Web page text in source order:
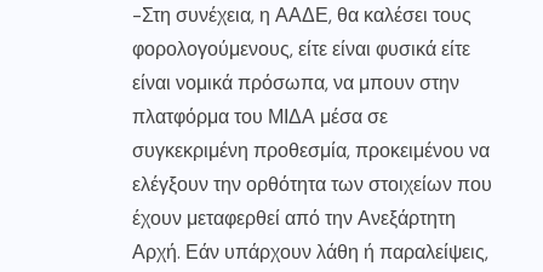
-Στη συνέχεια, η ΑΑΔΕ, θα καλέσει τους
φορολογούμενους, είτε είναι φυσικά είτε
είναι νομικά πρόσωπα, να μπουν στην
πλατφόρμα του ΜΙΔΑ μέσα σε
συγκεκριμένη προθεσμία, προκειμένου να
ελέγξουν την ορθότητα των στοιχείων που
έχουν μεταφερθεί από την Ανεξάρτητη
Αρχή. Εάν υπάρχουν λάθη ή παραλείψεις,